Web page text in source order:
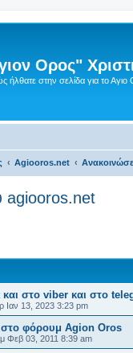
Ορος"
ήλθατε στην σελίδα για το Αγιο
Agiooros.net
agiooros.net
στο viber και στο
Ιαν 13, 2023 3:23 pm
φόρουμ Agion Oros
Φεβ 03, 2011 8:39 am